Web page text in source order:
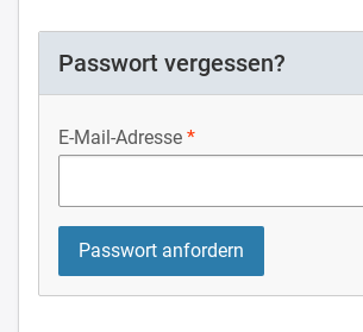
Passwort vergessen?
E-Mail-Adresse